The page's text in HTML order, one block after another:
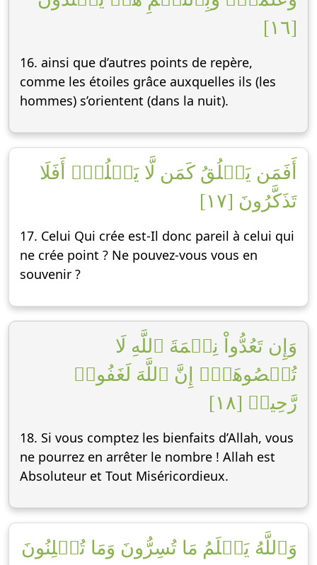
[١٦]
16. ainsi que d’autres points de repère,
comme les étoiles grâce auxquelles ils (les
hommes) s’orientent (dans la nuit).
أَفَمَن يَخۡلُقُ كَمَن لَّا يَخۡلُقُۚ أَفَلَا
تَذَكَّرُونَ [١٧]
17. Celui Qui crée est-Il donc pareil à celui qui
ne crée point ? Ne pouvez-vous vous en
souvenir ?
وَإِن تَعُدُّواْ نِعۡمَةَ ٱللَّهِ لَا
تُحۡصُوهَآۗ إِنَّ ٱللَّهَ لَغَفُورٞ
رَّحِيمٞ [١٨]
18. Si vous comptez les bienfaits d’Allah, vous
ne pourrez en arrêter le nombre ! Allah est
Absoluteur et Tout Miséricordieux.
وَٱللَّهُ يَعۡلَمُ مَا تُسِرُّونَ وَمَا تُعۡلِنُونَ